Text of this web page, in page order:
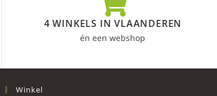
4 WINKELS IN VLAANDEREN
én een webshop
Winkel